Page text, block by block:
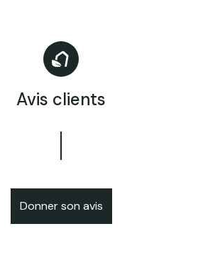
Avis clients
Donner son avis